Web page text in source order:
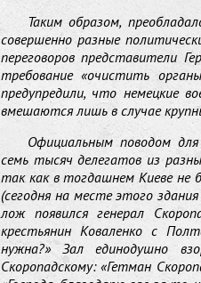
Таким образом,
совершенно разные
переговоров представители
требование «очистить
предупредили, что немецкие
вмешаются лишь в случае
Официальным поводом
семь тысяч делегатов из
так как в тогдашнем Киеве не
(сегодня на месте этого
лож появился генерал
крестьянин Коваленко с
нужна?» Зал единодушно
Скоропадскому: «Гетман